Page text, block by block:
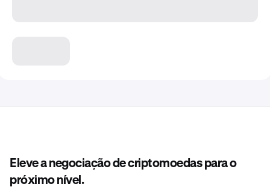
Eleve a negociação de criptomoedas para o
próximo nível.